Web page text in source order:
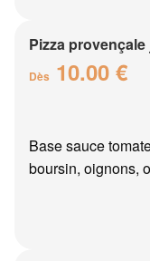
Pizza
Dès 10.00 €
Base sauce
boursin, oignons,